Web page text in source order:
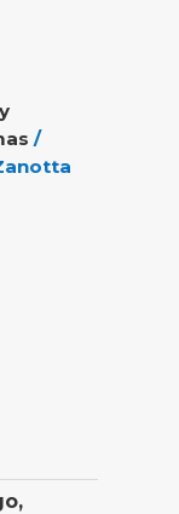
/
,